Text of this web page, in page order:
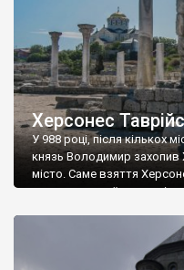
Херсонес
У 988 році, після кількох
князь Володимир захопив
місто. Саме взяття
диктувати свої умови
Херсонесі Володимир-
А потім було Хрещення